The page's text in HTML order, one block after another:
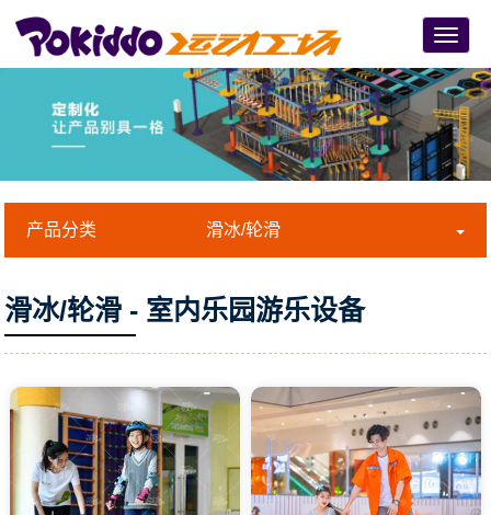
Menu
产品分类 滑冰/轮滑
滑冰/轮滑 - 室内乐园游乐设备